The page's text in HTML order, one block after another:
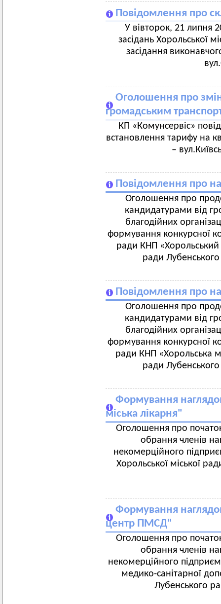
Повідомлення про
У вівторок, 21 липня
засідань Хорольської
засідання
Оголошення про
громадським
КП «Комунсервіс»
встановлення тарифу на
–
Повідомлення про
Оголошення про
кандидатурами від
благодійних
формування конкурсної
ради КНП «Хорольський
ради Лубенського
Повідомлення про
Оголошення про
кандидатурами від
благодійних
формування конкурсної
ради КНП «Хорольська
ради Лубенського
Формування
міська лікарня"
Оголошення про
обрання членів
некомерційного
Хорольської міської
Формування
центр ПМСД"
Оголошення про
обрання членів
некомерційного
медико-санітарної
Лубенського